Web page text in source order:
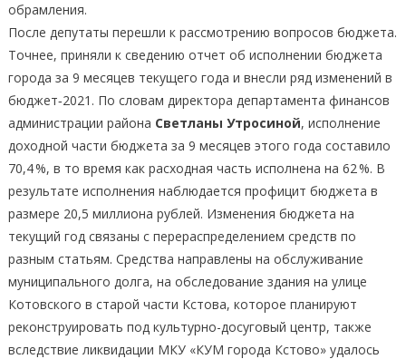
обрамления.
После депутаты перешли к рассмотрению вопросов бюджета.
Точнее, приняли к сведению отчет об исполнении бюджета
города за 9 месяцев текущего года и внесли ряд изменений в
бюджет‑2021. По словам директора департамента финансов
администрации района Светланы Утросиной, исполнение
доходной части бюджета за 9 месяцев этого года составило
70,4 %, в то время как расходная часть исполнена на 62 %. В
результате исполнения наблюдается профицит бюджета в
размере 20,5 миллиона рублей. Изменения бюджета на
текущий год связаны с перераспределением средств по
разным статьям. Средства направлены на обслуживание
муниципального долга, на обследование здания на улице
Котовского в старой части Кстова, которое планируют
реконструировать под культурно-досуговый центр, также
вследствие ликвидации МКУ «КУМ города Кстово» удалось